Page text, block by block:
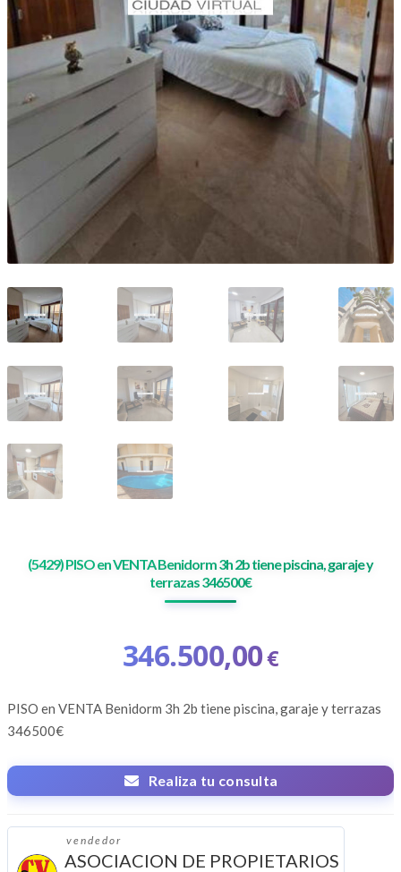
(5429) PISO en VENTA Benidorm 3h 2b tiene piscina, garaje y
terrazas 346500€
346.500,00€
PISO en VENTA Benidorm 3h 2b tiene piscina, garaje y terrazas
346500€
Realiza tu consulta
vendedor
ASOCIACION DE PROPIETARIOS